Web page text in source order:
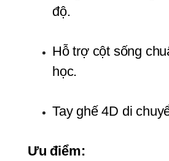
độ.
Hỗ trợ cột sống
học.
Tay ghế 4D di
Ưu điểm: